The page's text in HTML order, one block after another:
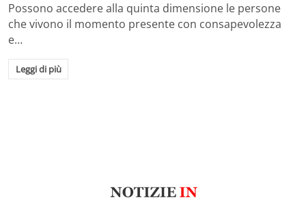
Possono accedere alla quinta dimensione le persone
che vivono il momento presente con consapevolezza
e…
Leggi di più